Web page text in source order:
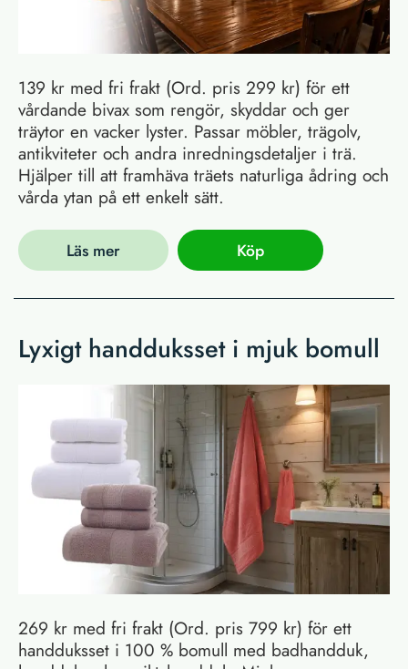
139 kr med fri frakt (Ord. pris 299 kr) för ett
vårdande bivax som rengör, skyddar och ger
träytor en vacker lyster. Passar möbler, trägolv,
antikviteter och andra inredningsdetaljer i trä.
Hjälper till att framhäva träets naturliga ådring och
vårda ytan på ett enkelt sätt.
Läs mer Köp
Lyxigt handduksset i mjuk bomull
269 kr med fri frakt (Ord. pris 799 kr) för ett
handduksset i 100 % bomull med badhandduk,